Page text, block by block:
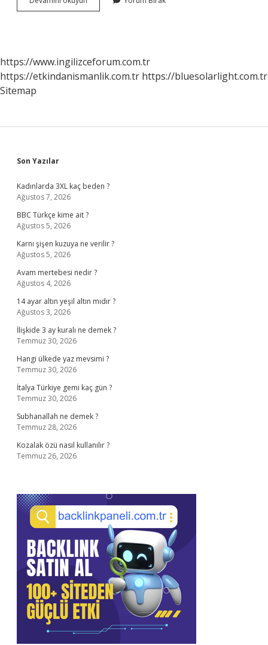
Yüzde
https://www.ingilizceforum.com.tr
https://etkindanismanlik.com.tr https://bluesolarlight.com.tr
Sitemap
Sidebar
Son Yazılar
Kadınlarda 3XL kaç beden ?
Ağustos 7, 2026
BBC Türkçe kime ait ?
Ağustos 5, 2026
Karnı şişen kuzuya ne verilir ?
Ağustos 5, 2026
Avam mertebesi nedir ?
Ağustos 4, 2026
14 ayar altın yeşil altın mıdır ?
Ağustos 3, 2026
İlişkide 3 ay kuralı ne demek ?
Temmuz 30, 2026
Hangi ülkede yaz mevsimi ?
Temmuz 30, 2026
İtalya Türkiye gemi kaç gün ?
Temmuz 30, 2026
Subhanallah ne demek ?
Temmuz 28, 2026
Kozalak özü nasıl kullanılır ?
Temmuz 26, 2026